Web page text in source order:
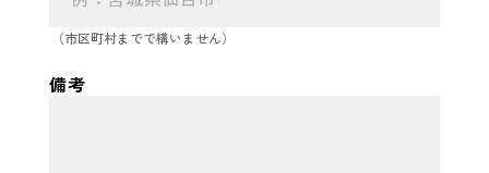
（市区町村までで構いません）
備考